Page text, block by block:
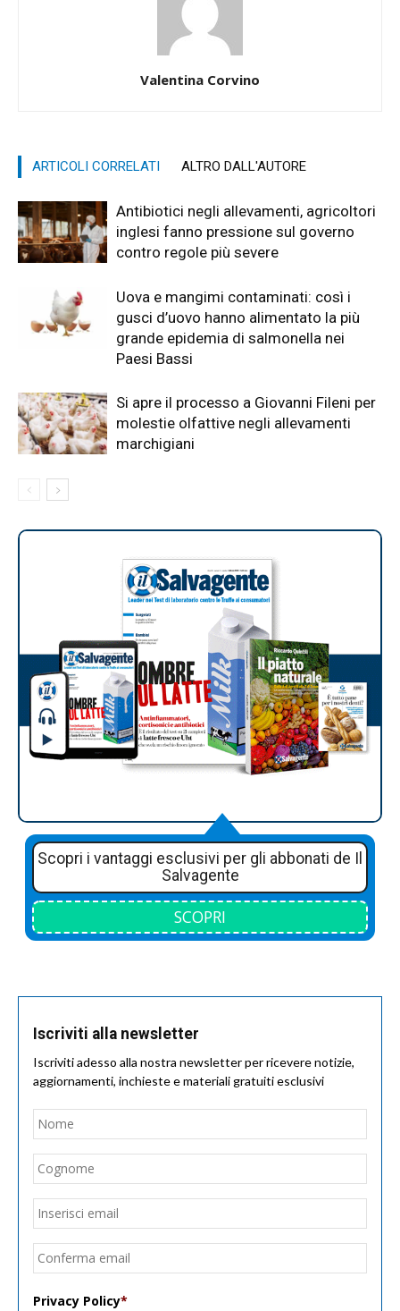
Valentina Corvino
ARTICOLI CORRELATI ALTRO DALL'AUTORE
Antibiotici negli allevamenti, agricoltori
inglesi fanno pressione sul governo
contro regole più severe
Uova e mangimi contaminati: così i
gusci d’uovo hanno alimentato la più
grande epidemia di salmonella nei
Paesi Bassi
Si apre il processo a Giovanni Fileni per
molestie olfattive negli allevamenti
marchigiani
Scopri i vantaggi esclusivi per gli abbonati de Il
Salvagente
SCOPRI
Iscriviti alla newsletter
Iscriviti adesso alla nostra newsletter per ricevere notizie,
aggiornamenti, inchieste e materiali gratuiti esclusivi
Nome
Email
Privacy Policy*